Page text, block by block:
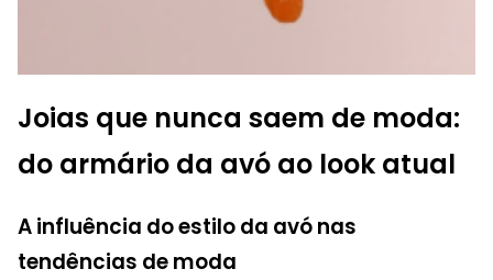
Joias que nunca saem de moda:
do armário da avó ao look atual
A influência do estilo da avó nas
tendências de moda